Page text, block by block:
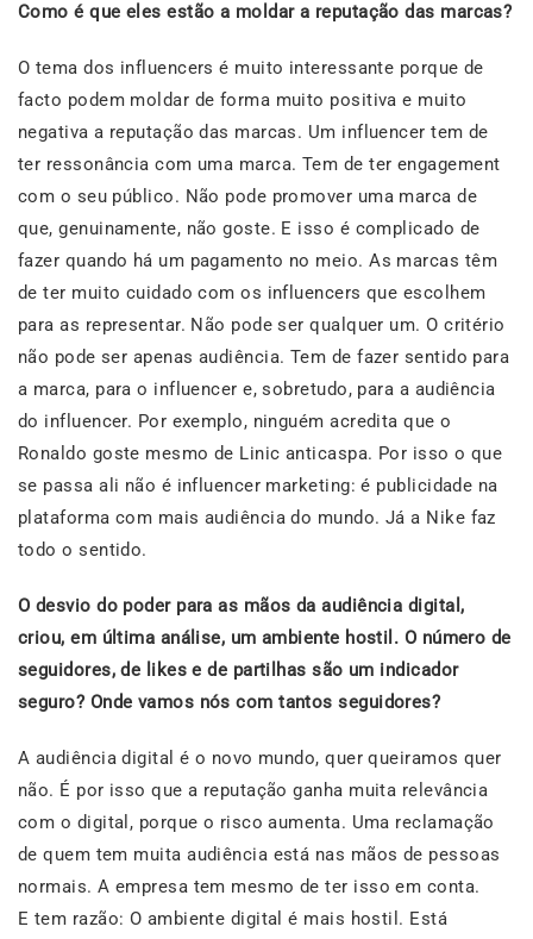
Como é que eles estão a moldar a reputação das marcas?
O tema dos influencers é muito interessante porque de
facto podem moldar de forma muito positiva e muito
negativa a reputação das marcas. Um influencer tem de
ter ressonância com uma marca. Tem de ter engagement
com o seu público. Não pode promover uma marca de
que, genuinamente, não goste. E isso é complicado de
fazer quando há um pagamento no meio. As marcas têm
de ter muito cuidado com os influencers que escolhem
para as representar. Não pode ser qualquer um. O critério
não pode ser apenas audiência. Tem de fazer sentido para
a marca, para o influencer e, sobretudo, para a audiência
do influencer. Por exemplo, ninguém acredita que o
Ronaldo goste mesmo de Linic anticaspa. Por isso o que
se passa ali não é influencer marketing: é publicidade na
plataforma com mais audiência do mundo. Já a Nike faz
todo o sentido.
O desvio do poder para as mãos da audiência digital,
criou, em última análise, um ambiente hostil. O número de
seguidores, de likes e de partilhas são um indicador
seguro? Onde vamos nós com tantos seguidores?
A audiência digital é o novo mundo, quer queiramos quer
não. É por isso que a reputação ganha muita relevância
com o digital, porque o risco aumenta. Uma reclamação
de quem tem muita audiência está nas mãos de pessoas
normais. A empresa tem mesmo de ter isso em conta.
E tem razão: O ambiente digital é mais hostil. Está